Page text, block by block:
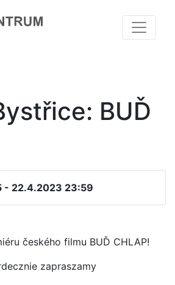
BUĎ
- 22.4.2023 23:59
českého filmu BUĎ CHLAP!
zapraszamy